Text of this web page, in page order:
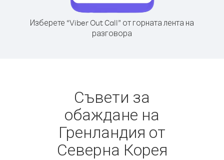
Изберете “Viber Out Call” от горната лента на
разговора
Съвети за
обаждане на
Гренландия от
Северна Корея